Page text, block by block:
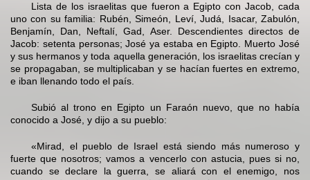
Lista de los israelitas que fueron a Egipto con Jacob, cada
uno con su familia: Rubén, Simeón, Leví, Judá, Isacar, Zabulón,
Benjamín, Dan, Neftalí, Gad, Aser. Descendientes directos de
Jacob: setenta personas; José ya estaba en Egipto. Muerto José
y sus hermanos y toda aquella generación, los israelitas crecían y
se propagaban, se multiplicaban y se hacían fuertes en extremo,
e iban llenando todo el país.
Subió al trono en Egipto un Faraón nuevo, que no había
conocido a José, y dijo a su pueblo:
«Mirad, el pueblo de Israel está siendo más numeroso y
fuerte que nosotros; vamos a vencerlo con astucia, pues si no,
cuando se declare la guerra, se aliará con el enemigo, nos